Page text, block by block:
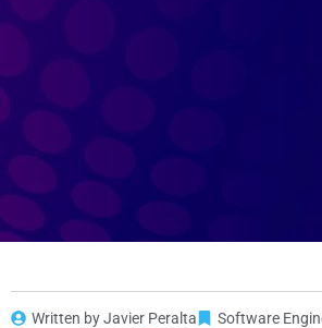
Written by Javier Peralta
Software